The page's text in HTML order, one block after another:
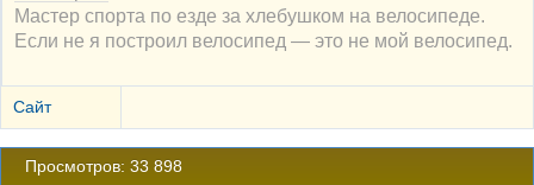
Мастер спорта по езде за хлебушком на велосипеде.
Если не я построил велосипед — это не мой велосипед.
Сайт
Просмотров: 33 898